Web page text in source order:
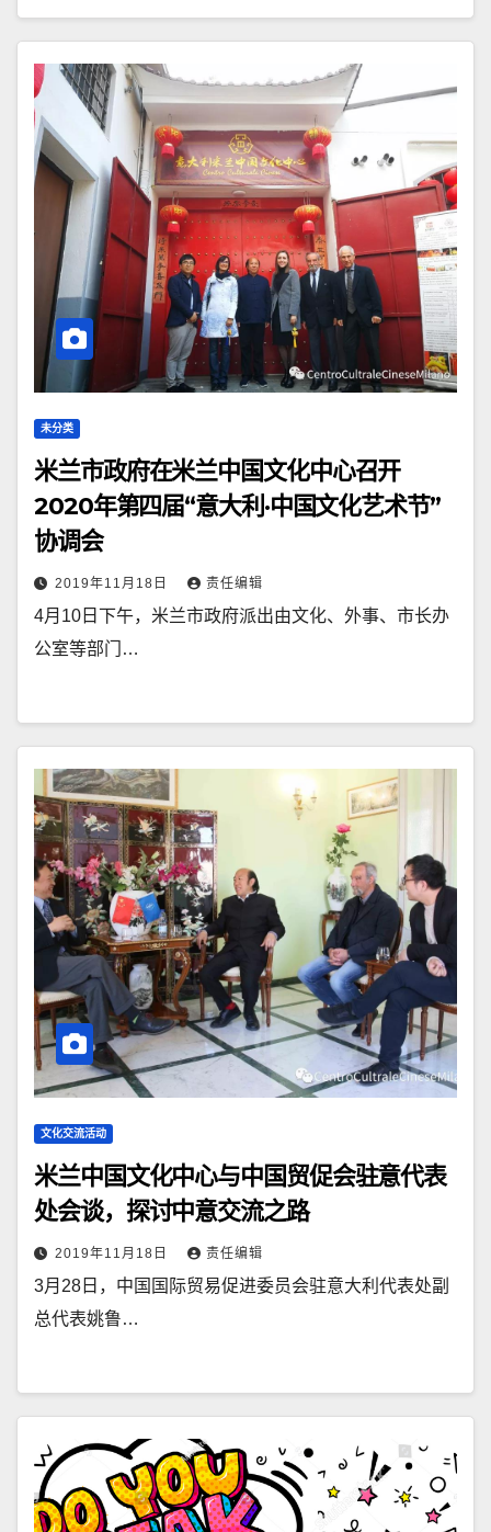
未分类
米兰市政府在米兰中国文化中心召开
2020年第四届“意大利·中国文化艺术节”
协调会
2019年11月18日 责任编辑
4月10日下午，米兰市政府派出由文化、外事、市长办
公室等部门…
文化交流活动
米兰中国文化中心与中国贸促会驻意代表
处会谈，探讨中意交流之路
2019年11月18日 责任编辑
3月28日，中国国际贸易促进委员会驻意大利代表处副
总代表姚鲁…